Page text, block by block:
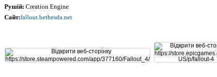
Рушій: Creation Engine
Сайт:fallout.bethesda.net